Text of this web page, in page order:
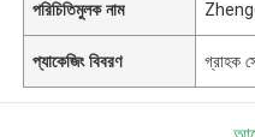
পরিচিতিমুলক নাম
প্যাকেজিং বিবরণ গ্রাহক